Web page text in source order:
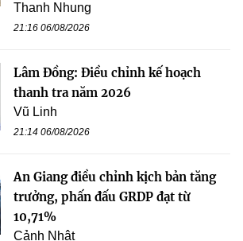
Thanh Nhung
21:16 06/08/2026
Lâm Đồng: Điều chỉnh kế hoạch
thanh tra năm 2026
Vũ Linh
21:14 06/08/2026
An Giang điều chỉnh kịch bản tăng
trưởng, phấn đấu GRDP đạt từ
10,71%
Cảnh Nhật